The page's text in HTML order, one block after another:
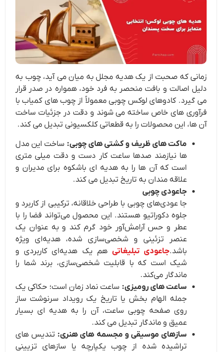
زمانی که صحبت از یک هدیه مجلل به میان می آید، چوب به
دلیل اصالت و بافت منحصر به فرد خود، همواره در صدر قرار
می گیرد. کادوهای لوکس چوبی معمولاً از چوب های کمیاب با
فرآوری های خاص ساخته می شوند و دقت در جزئیات ساخت
آن ها، این محصولات را به قطعاتی کلکسیونی تبدیل می کند.
ماکت های ظریف و کشتی های چوبی: ساخت این مدل
ها نیازمند صدها ساعت کار دست و دقت میلی متری
است که آن ها را به هدیه ای باشکوه برای مدیران و
علاقه مندان به تاریخ تبدیل می کند.
جاعودی چوبی
جا عودی‌های چوبی با طراحی خلاقانه، ترکیبی از کاربرد و
جلوه دکوراتیو هستند. این محصول می‌تواند فضا را با
عطر و حس آرامش‌آور خود گرم کند و به عنوان یک
عنصر تزئینی و شخصی‌سازی شده، هدیه‌ای ویژه
باشد.جاعودی تبلیغاتی هم یک هدیه‌ای کاربردی و
شیک است که با قابلیت شخصی‌سازی، برند شما را
ماندگار می‌کند.
ساعت های رومیزی: ساعت نماد زمان است؛ حکاکی یک
جمله الهام بخش یا تاریخ یک رویداد سرنوشت ساز
روی صفحه چوبی ساعت، آن را به هدیه ای بسیار
عمیق و ماندگار تبدیل می کند.
سازهای موسیقی و مجسمه های هنری: تندیس های
تراشیده شده از چوب یکپارچه یا سازهای تزیینی